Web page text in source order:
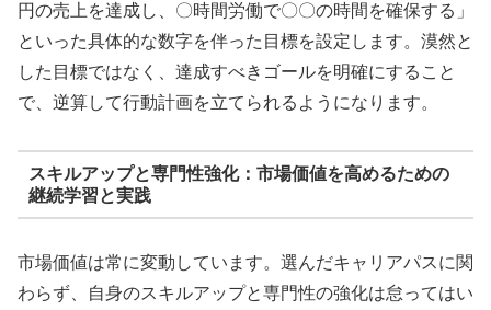
円の売上を達成し、〇時間労働で〇〇の時間を確保する」
といった具体的な数字を伴った目標を設定します。漠然と
した目標ではなく、達成すべきゴールを明確にすること
で、逆算して行動計画を立てられるようになります。
スキルアップと専門性強化：市場価値を高めるための
継続学習と実践
市場価値は常に変動しています。選んだキャリアパスに関
わらず、自身のスキルアップと専門性の強化は怠ってはい